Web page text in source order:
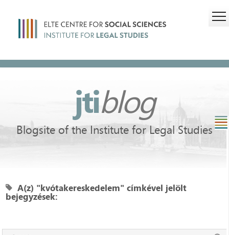
jtiblog
Blogsite of the Institute for Legal Studies
A(z) "kvótakereskedelem" címkével jelölt
bejegyzések: